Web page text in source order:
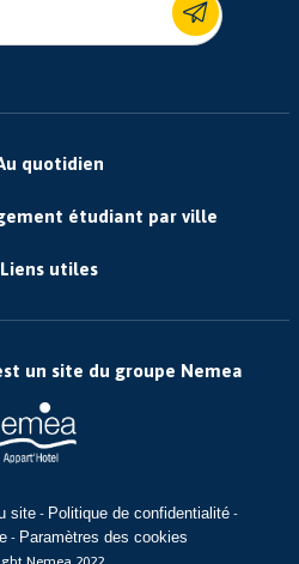
quotidien
étudiant par ville
Liens utiles
un site du groupe Nemea
site - Politique de confidentialité -
- Paramètres des cookies